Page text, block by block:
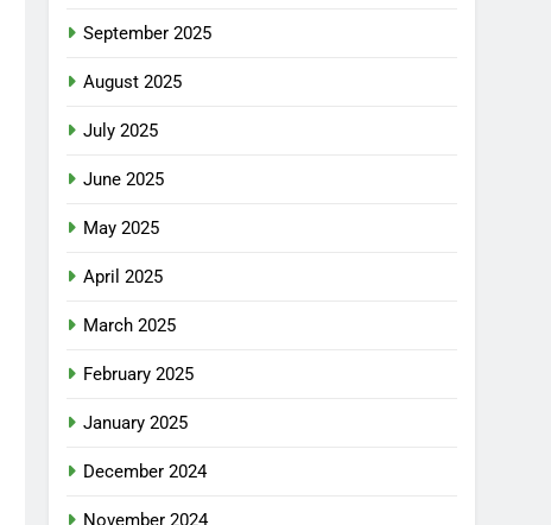
September 2025
August 2025
July 2025
June 2025
May 2025
April 2025
March 2025
February 2025
January 2025
December 2024
November 2024